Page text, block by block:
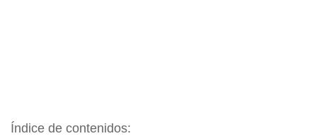
Índice de contenidos: